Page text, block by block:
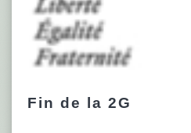
Fin de la 2G